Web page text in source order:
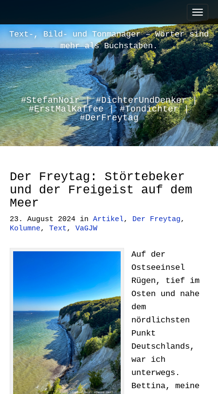
i
m
e
n
u
i
t
o
c
o
n
t
e
n
t
Text-, Bild- und Tonmanager – Wörter sind
mehr als Buchstaben.
#StefanNoir | #DichterUndDenker |
#ErstMalKaffee | #Tondichter |
#DerFreytag
Der Freytag: Störtebeker
und der Freigeist auf dem
Meer
23. August 2024 in Artikel, Der Freytag,
Kolumne, Text, VaGJW
Auf der
Ostseeinsel
Rügen, tief im
Osten und nahe
dem
nördlichsten
Punkt
Deutschlands,
war ich
unterwegs.
Bettina, meine